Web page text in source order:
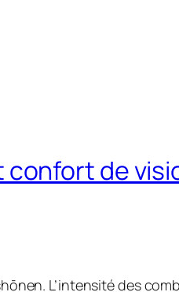
confort de
L’intensité des